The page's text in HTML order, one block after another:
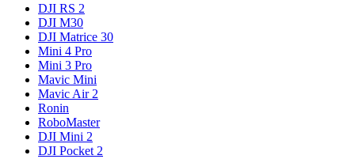
DJI RS 2
DJI M30
DJI Matrice 30
Mini 4 Pro
Mini 3 Pro
Mavic Mini
Mavic Air 2
Ronin
RoboMaster
DJI Mini 2
DJI Pocket 2